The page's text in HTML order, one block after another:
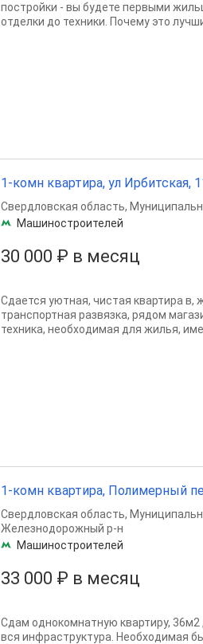
постройки - вы будете первыми
отделки до техники. Почему это
1-комн квартира, ул Ирбитская,
30 000 ₽ в месяц
Свердловская область,
Машиностроителей
Сдается уютная, чистая квартира
транспортная развязка, рядом
техника, необходимая для жилья,
1-комн квартира, Полимерный
33 000 ₽ в месяц
Свердловская область,
Железнодорожный р-н
Машиностроителей
Сдам однокомнатную квартиру,
вся инфраструктура. Необходимая